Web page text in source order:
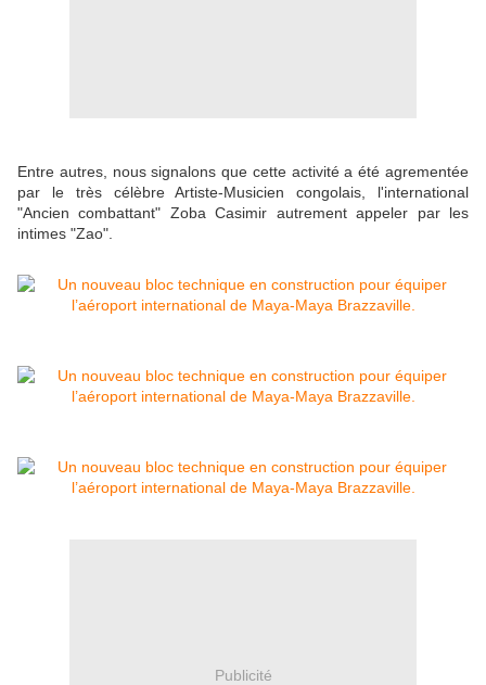
Entre autres, nous signalons que cette activité a été agrementée
par le très célèbre Artiste-Musicien congolais, l'international
"Ancien combattant" Zoba Casimir autrement appeler par les
intimes "Zao".
Publicité